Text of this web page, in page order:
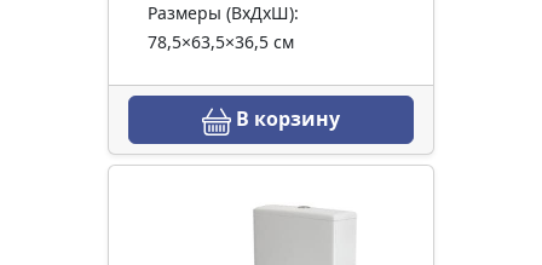
Размеры (ВхДхШ):
78,5×63,5×36,5 см
В корзину